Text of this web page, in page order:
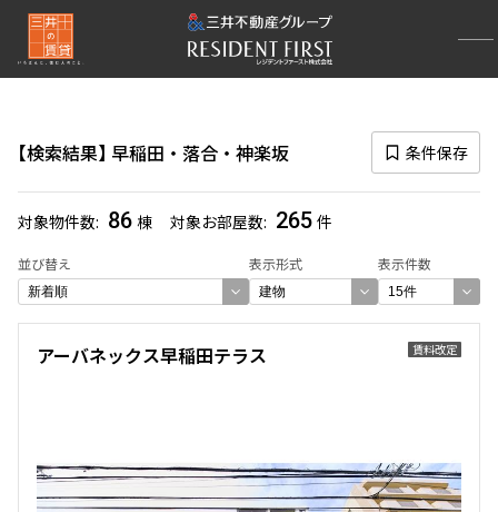
検索結果 早稲田・落合・神楽坂 条件保存
対象物件数 86 棟 対象お部屋数 265 件
並び替え 表示形式 表示件数
再検索ナビゲーション
選択中のエリア
早稲田・落合・神楽坂
(265)
選び方を変更する
お部屋を再検索
賃料改定
アーバネックス早稲田テラス